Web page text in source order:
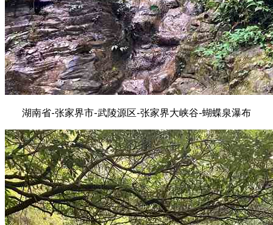
湖南省-张家界市-武陵源区-张家界大峡谷-蝴蝶泉瀑布